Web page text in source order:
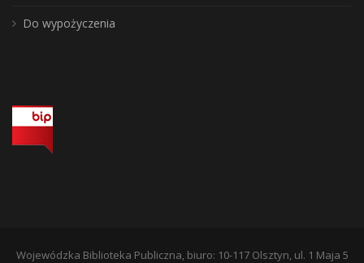
Do wypożyczenia
Wojewódzka Biblioteka Publiczna, biuro: 10-117 Olsztyn, ul. 1 Maja 5